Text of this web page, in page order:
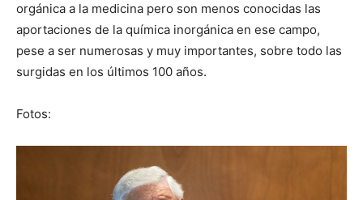
orgánica a la medicina pero son menos conocidas las
aportaciones de la química inorgánica en ese campo,
pese a ser numerosas y muy importantes, sobre todo las
surgidas en los últimos 100 años.
Fotos: